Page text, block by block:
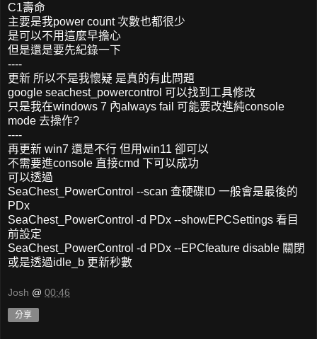
C1壽命
主要是我power count 次數也都很少
是可以不用這麼早擔心
但是還是要先紀錄一下
----
更新 所以不是我懷疑 是真的有此問題
google seachest_powercontrol 可以找到工具修改
只是我在windows 7 內always fail 可能要改進純console
mode 去操作?
----
再更新 win7 還是不行 但用win11 卻可以
不需要進console 直接cmd 下可以成功
可以透過
SeaChest_PowerControl --scan 查硬碟ID 一般會是最後的
PDx
SeaChest_PowerControl -d PDx --showEPCSettings 看目
前設定
SeaChest_PowerControl -d PDx --EPCfeature disable 關閉
或是透過idle_b 更新秒數
Josh @ 00:46
分享